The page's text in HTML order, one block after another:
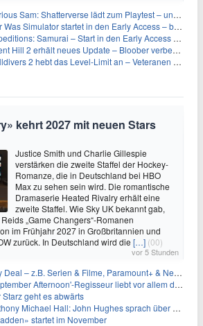
Sam: Shatterverse lädt zum Playtest – und erscheint schon bald!
Simulator startet in den Early Access – bald gehts los!
Samurai – Start in den Early Access ab heute im feudalen Japan
Hill 2 erhält neues Update – Bloober verbessert Grafik und Performance
2 hebt das Level-Limit an – Veteranen können endlich weiter aufsteigen
kehrt 2027 mit neuen Stars
Justice Smith und Charlie Gillespie
verstärken die zweite Staffel der Hockey-
Romanze, die in Deutschland bei HBO
Max zu sehen sein wird. Die romantische
Dramaserie Heated Rivalry erhält eine
zweite Staffel. Wie Sky UK bekannt gab,
„Game Changers“-Romanen
im Frühjahr 2027 in Großbritannien und
zurück. In Deutschland wird die […] (00)
vor 5 Stunden
– z.B. Serien & Filme, Paramount+ & Netflix für 19,99€/Monat
Afternoon'-Regisseur liebt vor allem die 'Banalität' in seinen Filmen
Starz geht es abwärts
Michael Hall: John Hughes sprach über eine Fortsetzung von 'The Breakfast Club'
startet im November